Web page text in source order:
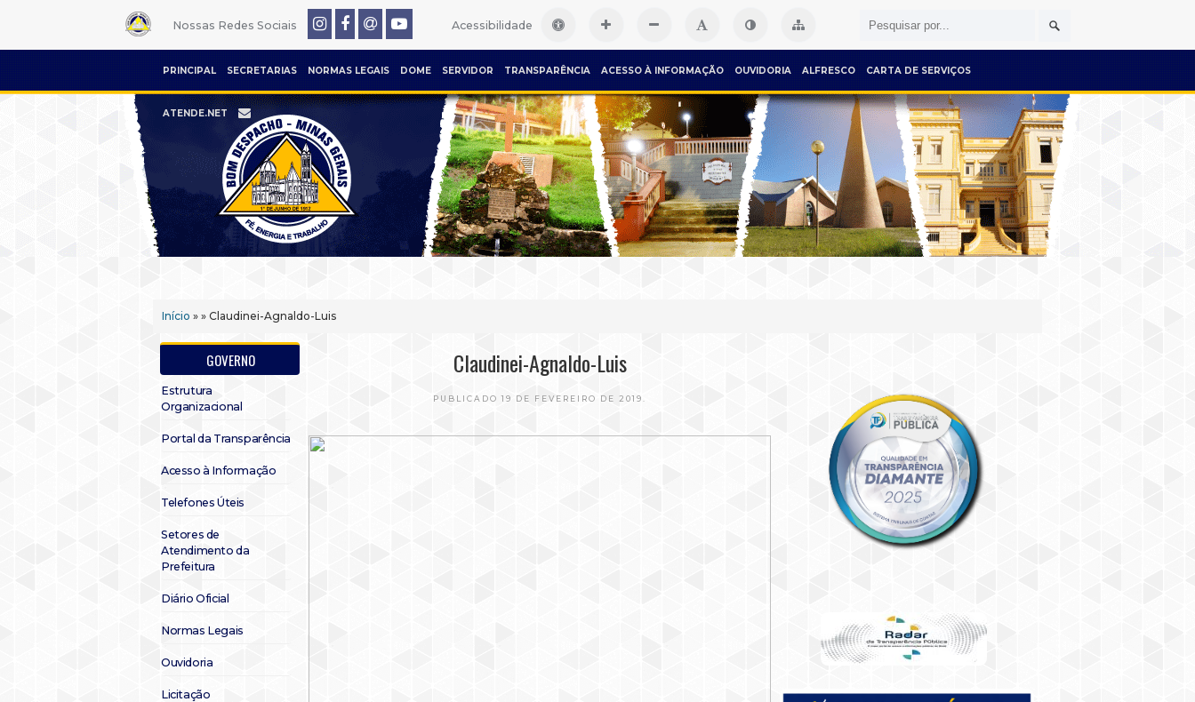
Nossas Redes Sociais Acessibilidade
PRINCIPAL SECRETARIAS NORMAS LEGAIS DOME SERVIDOR TRANSPARÊNCIA ACESSO À INFORMAÇÃO OUVIDORIA ALFRESCO CARTA DE SERVIÇOS
ATENDE.NET
Início » » Claudinei-Agnaldo-Luis
GOVERNO
Estrutura
Organizacional
Portal da Transparência
Acesso à Informação
Telefones Úteis
Setores de
Atendimento da
Prefeitura
Diário Oficial
Normas Legais
Ouvidoria
Licitação
Claudinei-Agnaldo-Luis
PUBLICADO 19 DE FEVEREIRO DE 2019.